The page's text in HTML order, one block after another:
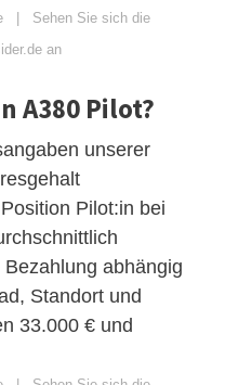
| Sehen Sie sich die
an
A380 Pilot?
unserer
Pilot:in bei
abhängig
Standort und
33.000 € und